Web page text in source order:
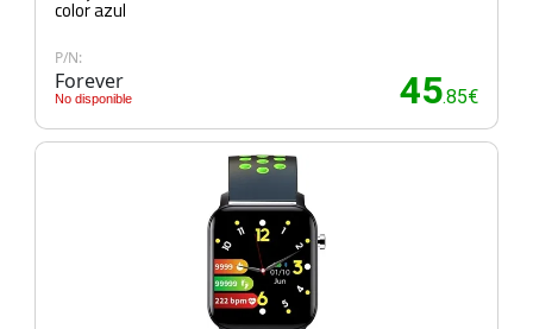
color azul
P/N:
Forever
No disponible 45.85€